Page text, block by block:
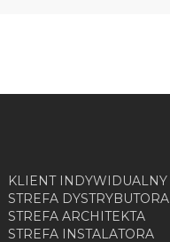
KLIENT INDYWIDUALNY
STREFA DYSTRYBUTORA
STREFA ARCHITEKTA
STREFA INSTALATORA